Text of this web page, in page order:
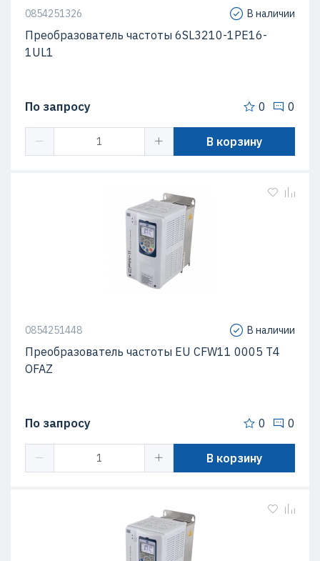
0854251326 В наличии
Преобразователь частоты 6SL3210-1PE16-
1UL1
По запросу 0 0
В корзину
0854251448 В наличии
Преобразователь частоты EU CFW11 0005 T4
OFAZ
По запросу 0 0
В корзину